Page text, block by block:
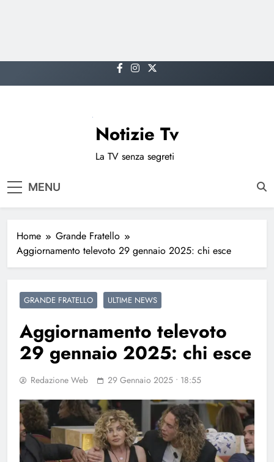
to
Notizie Tv
La TV senza segreti
MENU
Home
Grande Fratello
Aggiornamento televoto 29 gennaio 2025: chi esce
GRANDE FRATELLO ULTIME NEWS
Aggiornamento televoto
29 gennaio 2025: chi esce
Redazione Web 29 Gennaio 2025 • 18:55